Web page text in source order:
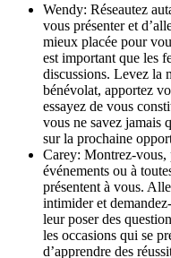
Wendy: Réseautez
vous présenter et
mieux placée pour
est important que les
discussions. Levez la
bénévolat, apportez
essayez de vous
vous ne savez jamais
sur la prochaine
Carey: Montrez-vous,
événements ou à
présentent à vous.
intimider et
leur poser des
les occasions qui se
d’apprendre des